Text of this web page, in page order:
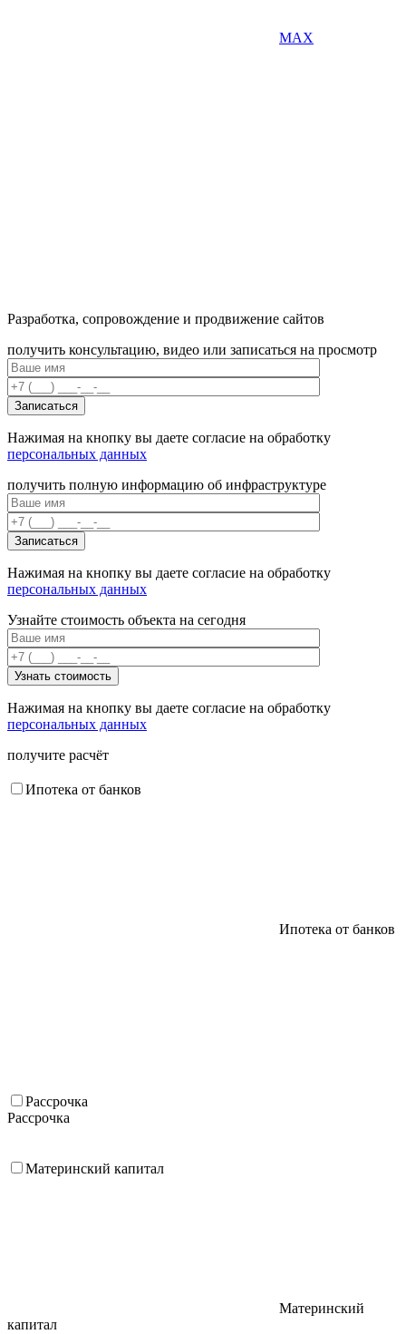
MAX
Разработка, сопровождение и продвижение сайтов
получить консультацию, видео или записаться на просмотр
Нажимая на кнопку вы даете согласие на обработку
персональных данных
получить полную информацию об инфраструктуре
Нажимая на кнопку вы даете согласие на обработку
персональных данных
Узнайте стоимость объекта на сегодня
Нажимая на кнопку вы даете согласие на обработку
персональных данных
получите расчёт
Ипотека от банков
Ипотека от банков
Рассрочка
Рассрочка
Материнский капитал
Материнский
капитал